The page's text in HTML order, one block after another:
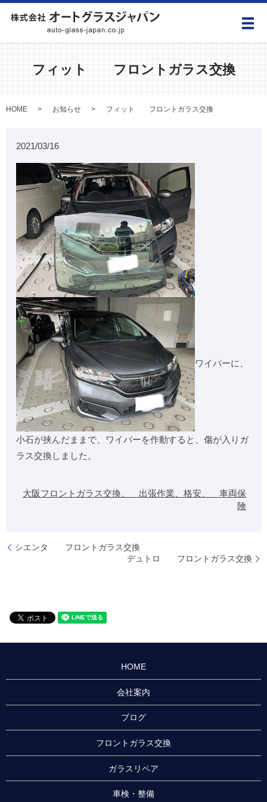
メ
フィット フロントガラス交換
HOME お知らせ フィット フロントガラス交換
2021/03/16
ワイパーに、
小石が挟んだままで、ワイパーを作動すると、傷が入りガ
ラス交換しました。
大阪フロントガラス交換、 出張作業、格安、 車両保
険
シエンタ フロントガラス交換
デュトロ フロントガラス交換
HOME
会社案内
ブログ
フロントガラス交換
ガラスリペア
車検・整備